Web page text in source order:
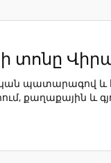
տոնը
պատարագով և
քաղաքային և